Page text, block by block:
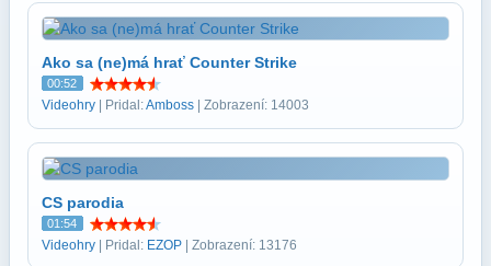
Ako sa (ne)má hrať Counter Strike
00:52
Videohry | Pridal:Amboss | Zobrazení: 14003
CS parodia
01:54
Videohry | Pridal: EZOP | Zobrazení: 13176